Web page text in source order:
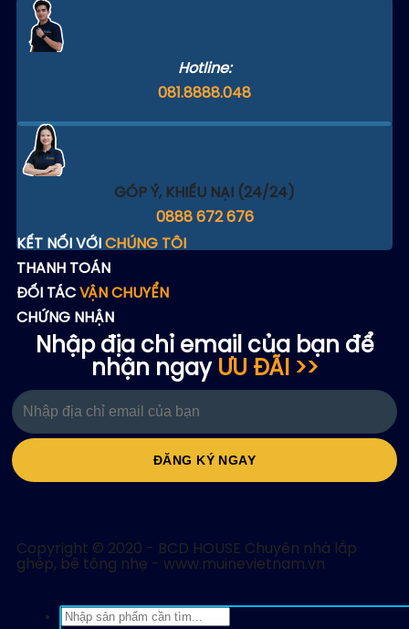
Hotline:
081.8888.048
GÓP Ý, KHIẾU NẠI (24/24)
0888 672 676
KẾT NỐI VỚI CHÚNG TÔI
THANH TOÁN
ĐỐI TÁC VẬN CHUYỂN
CHỨNG NHẬN
Nhập địa chỉ email của bạn để
nhận ngay ƯU ĐÃI >>
Copyright © 2020 - BCD HOUSE Chuyên nhà lắp
ghép, bê tông nhẹ - www.muinevietnam.vn
Tìm